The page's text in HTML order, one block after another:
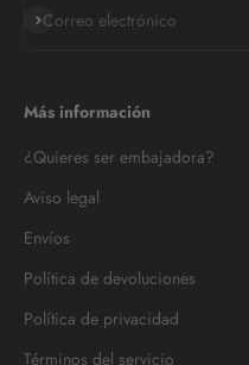
Correo electrónico
Suscribirse
Más información
¿Quieres ser embajadora?
Aviso legal
Envíos
Política de devoluciones
Política de privacidad
Términos del servicio